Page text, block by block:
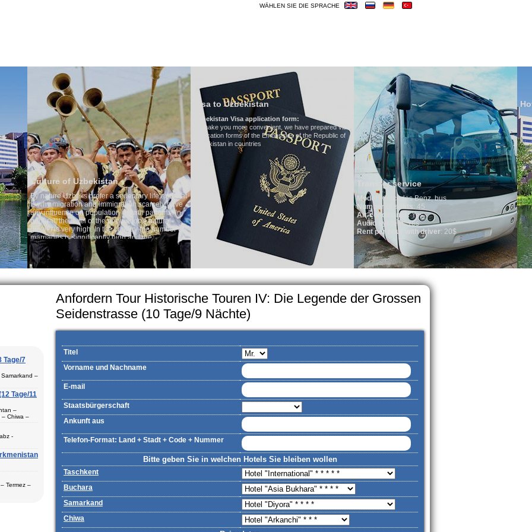
WÄHLEN SIE DIE SPRACHE
prefer a sedentary life and that
immigration scarcely have
growth patterns. In
of the population's natural
In the country the number of
high and the
cases is one of the lowest
to Uzbek tradition, the
as something quite sacred.
family, particularly in villages, is
average, the Uzbek family has
Visa to Uzbekistan
Uzbekistan Visa application form:
To make you more convenient, we have prepared visa
application forms of the Embassies of the Republic of
Uzbekistan in countries
Transfer service
Model:Mercedes Benz, bus
Number of seats: 45
Air-conditioner: Yes
Audio system
: Yes
Rent per hour with driver : 20$
Hotels in Uzbekistan
We have all hotels in Uzbekistan
Tage/7
–
Basis
der
Tage/11
–
– Chiwa –
–
(2) –
und
-
(2) -
Termez –
Anfordern Tour Historische Touren IV: Die Legende der Grossen
Seidenstrasse (10 Tage/9 Nächte)
Titel
Vorname und Nachname
E-mail
Staatsbürgerschaft
Ankunft aus
Telefon-Format: Land + Stadt + Code + Nummer
Bitte geben Sie in welchen Hotels Sie bleiben wollen
Taschkent
Buchara
Samarkand
Chiwa